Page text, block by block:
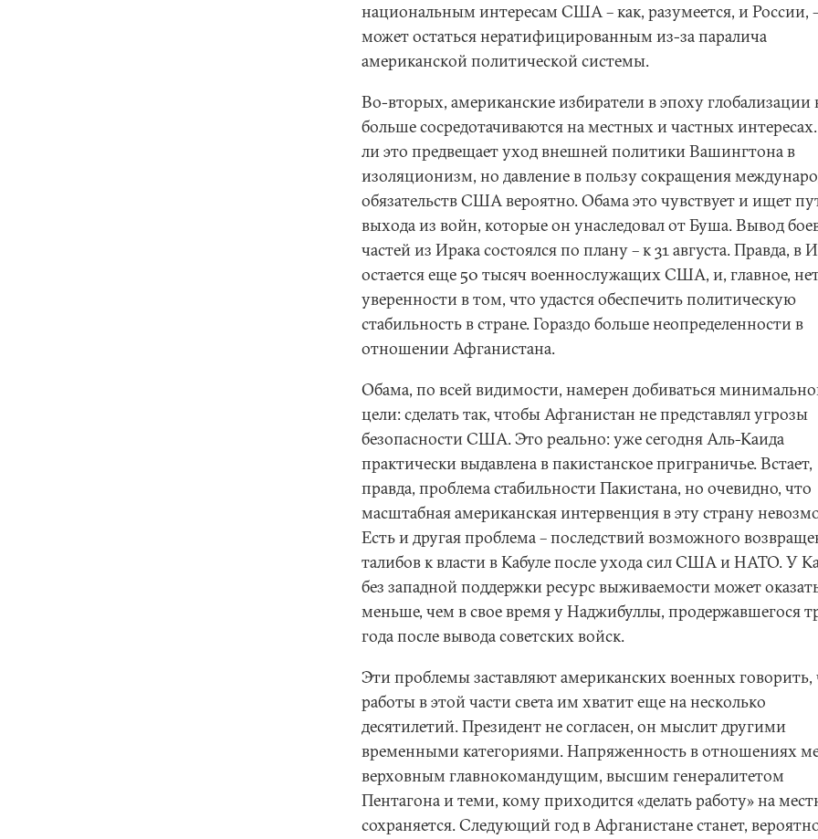
национальным интересам США – как, разумеется, и России,
может остаться нератифицированным из-за паралича
американской политической системы.
Во-вторых, американские избиратели в эпоху глобализации
больше сосредотачиваются на местных и частных
ли это предвещает уход внешней политики Вашингтона в
изоляционизм, но давление в пользу сокращения
обязательств США вероятно. Обама это чувствует и ищет
выхода из войн, которые он унаследовал от Буша. Вывод
частей из Ирака состоялся по плану – к 31 августа. Правда, в
остается еще 50 тысяч военнослужащих США, и, главное,
уверенности в том, что удастся обеспечить политическую
стабильность в стране. Гораздо больше неопределенности в
отношении Афганистана.
Обама, по всей видимости, намерен добиваться
цели: сделать так, чтобы Афганистан не представлял угрозы
безопасности США. Это реально: уже сегодня Аль-Каида
практически выдавлена в пакистанское приграничье. Встает,
правда, проблема стабильности Пакистана, но очевидно, что
масштабная американская интервенция в эту страну
Есть и другая проблема – последствий возможного
талибов к власти в Кабуле после ухода сил США и НАТО. У
без западной поддержки ресурс выживаемости может
меньше, чем в свое время у Наджибуллы, продержавшегося
года после вывода советских войск.
Эти проблемы заставляют американских военных говорить,
работы в этой части света им хватит еще на несколько
десятилетий. Президент не согласен, он мыслит другими
временными категориями. Напряженность в отношениях
верховным главнокомандущим, высшим генералитетом
Пентагона и теми, кому приходится «делать работу» на
сохраняется. Следующий год в Афганистане станет,